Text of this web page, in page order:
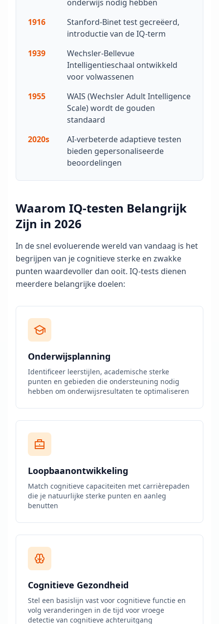
O
d
e
k
s
e
h
o
g
i
e
Q
V
e
r
e
e
r
i
e
r
b
e
e
j
e
c
o
n
i
i
e
v
e
a
a
r
d
i
onderwijs nodig hebben
1916
Stanford-Binet test gecreëerd,
introductie van de IQ-term
1939
Wechsler-Bellevue
Intelligentieschaal ontwikkeld
voor volwassenen
1955
WAIS (Wechsler Adult Intelligence
Scale) wordt de gouden
standaard
2020s
AI-verbeterde adaptieve testen
bieden gepersonaliseerde
beoordelingen
Waarom IQ-testen Belangrijk
Zijn in 2026
In de snel evoluerende wereld van vandaag is het
begrijpen van je cognitieve sterke en zwakke
punten waardevoller dan ooit. IQ-tests dienen
meerdere belangrijke doelen:
Onderwijsplanning
Identificeer leerstijlen, academische sterke
punten en gebieden die ondersteuning nodig
hebben om onderwijsresultaten te optimaliseren
Loopbaanontwikkeling
Match cognitieve capaciteiten met carrièrepaden
die je natuurlijke sterke punten en aanleg
benutten
Cognitieve Gezondheid
Stel een basislijn vast voor cognitieve functie en
volg veranderingen in de tijd voor vroege
detectie van cognitieve achteruitgang